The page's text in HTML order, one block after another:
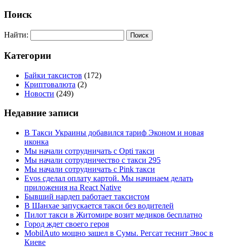
Поиск
Найти:
Категории
Байки таксистов (172)
Криптовалюта (2)
Новости (249)
Недавние записи
В Такси Украины добавился тариф Эконом и новая
иконка
Мы начали сотрудничать с Opti такси
Мы начали сотрудничество с такси 295
Мы начали сотрудничать с Pink такси
Evos сделал оплату картой. Мы начинаем делать
приложения на React Native
Бывший нардеп работает таксистом
В Шанхае запускается такси без водителей
Пилот такси в Житомире возит медиков бесплатно
Город ждет своего героя
MobilAuto мощно зашел в Сумы. Регсат теснит Эвос в
Киеве